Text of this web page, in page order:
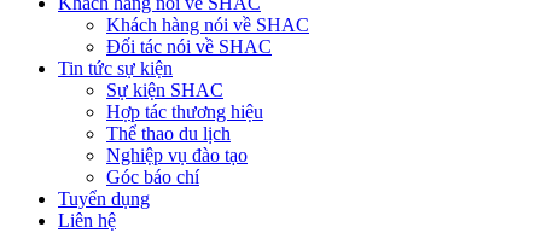
Khách hàng nói về SHAC
Đối tác nói về SHAC
Tin tức sự kiện
Sự kiện SHAC
Hợp tác thương hiệu
Thể thao du lịch
Nghiệp vụ đào tạo
Góc báo chí
Tuyển dụng
Liên hệ